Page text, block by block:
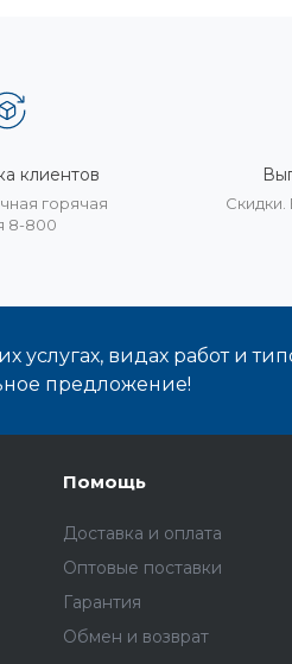
клиентов
горячая
8-800
видах работ и
предложение!
Помощь
Доставка и оплата
Оптовые поставки
Гарантия
Обмен и возврат